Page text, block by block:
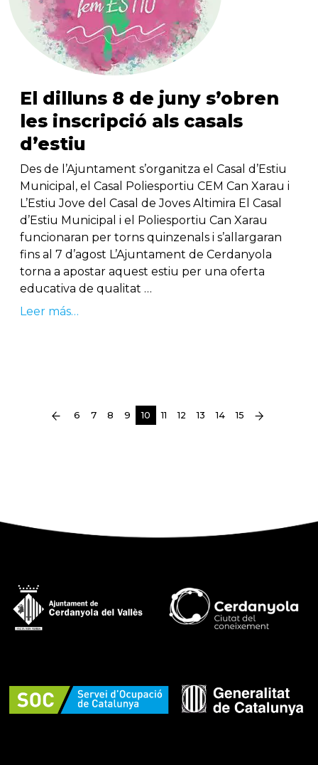
El dilluns 8 de juny s’obren
les inscripció als casals
d’estiu
Des de l’Ajuntament s’organitza el Casal d’Estiu
Municipal, el Casal Poliesportiu CEM Can Xarau i
L’Estiu Jove del Casal de Joves Altimira El Casal
d’Estiu Municipal i el Poliesportiu Can Xarau
funcionaran per torns quinzenals i s’allargaran
fins al 7 d’agost L’Ajuntament de Cerdanyola
torna a apostar aquest estiu per una oferta
educativa de qualitat …
Leer más…
6 7 8 9 10(current)
11 12 13 14 15